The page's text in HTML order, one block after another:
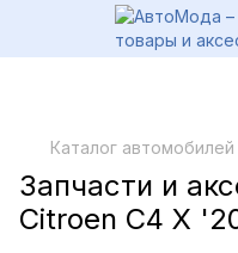
Каталог автомобилей
Запчасти и
Citroen C4 X